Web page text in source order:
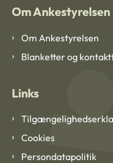
Om Ankestyrelsen
Om Ankestyrelsen
Blanketter og
Links
Cookies
Persondatapolitik